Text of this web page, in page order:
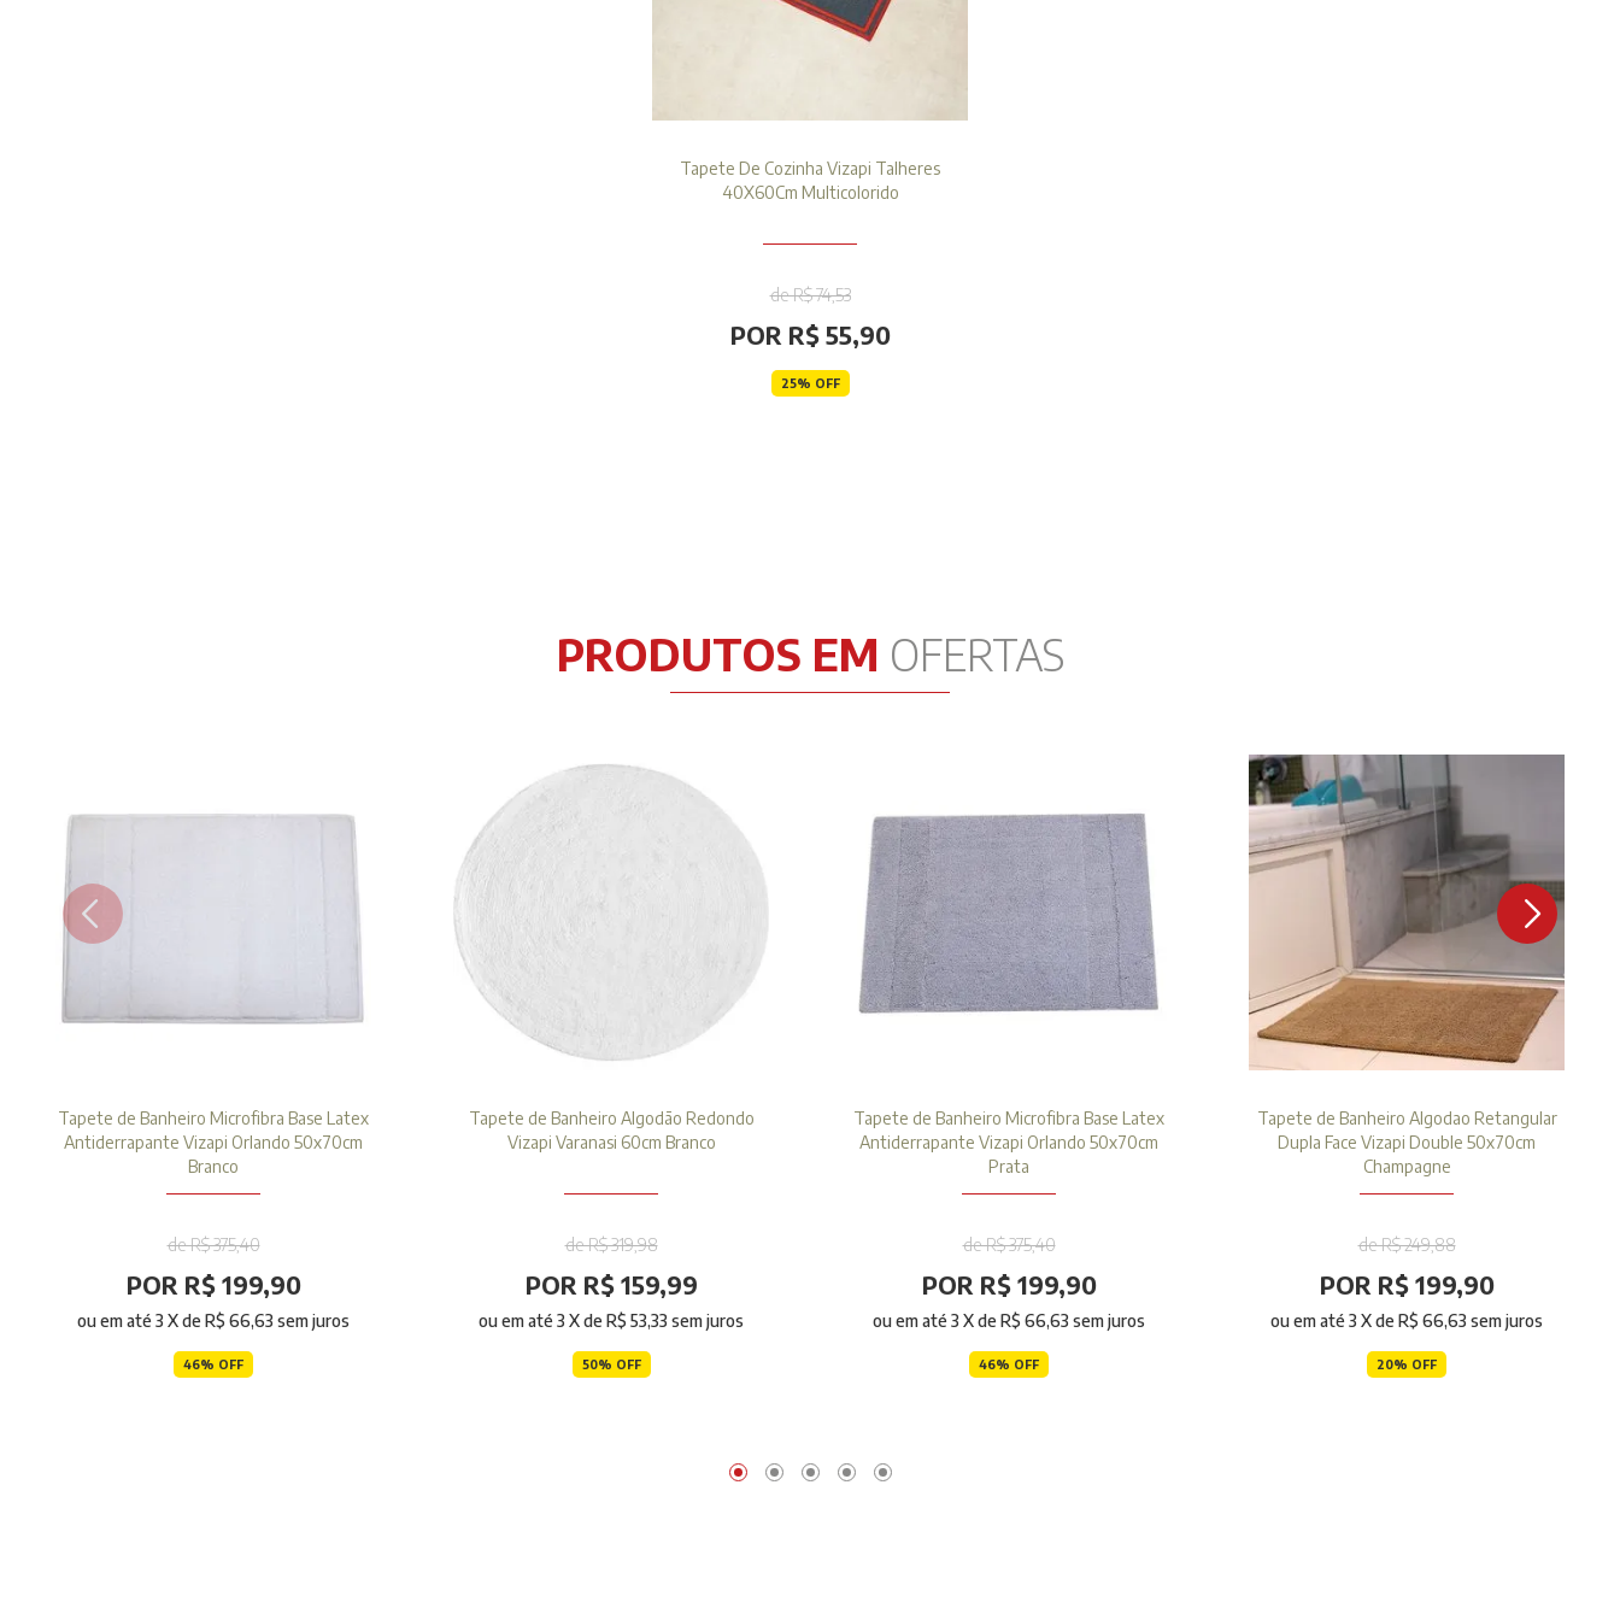
Tapete De Cozinha Vizapi Talheres
40X60Cm Multicolorido
de R$ 74,53
POR R$ 55,90
25% OFF
PRODUTOS EM OFERTAS
Tapete de Banheiro Microfibra Base Latex
Antiderrapante Vizapi Orlando 50x70cm
Branco
de R$ 375,40
POR R$ 199,90
ou em até3 X deR$ 66,63 sem juros
46% OFF
Tapete de Banheiro Algodão Redondo
Vizapi Varanasi 60cm Branco
de R$ 319,98
POR R$ 159,99
ou em até3 X deR$ 53,33 sem juros
50% OFF
Tapete de Banheiro Microfibra Base Latex
Antiderrapante Vizapi Orlando 50x70cm
Prata
de R$ 375,40
POR R$ 199,90
ou em até3 X deR$ 66,63 sem juros
46% OFF
Tapete de Banheiro Algodao Retangular
Dupla Face Vizapi Double 50x70cm
Champagne
de R$ 249,88
POR R$ 199,90
ou em até3 X deR$ 66,63 sem juros
20% OFF